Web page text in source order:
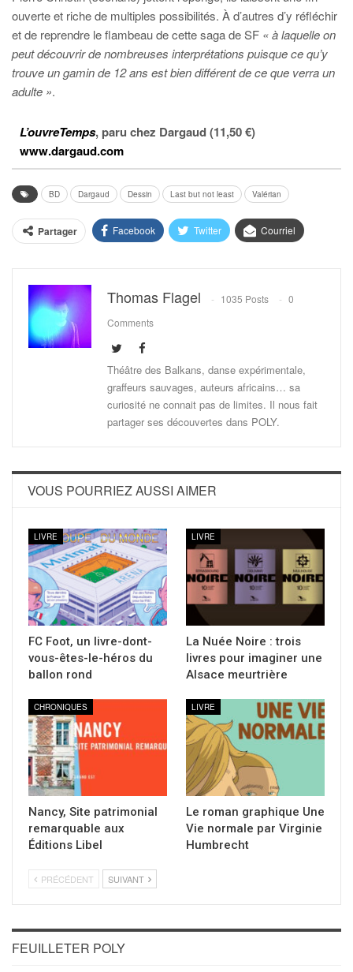
ouverte et riche de multiples possibilités. À d’autres d’y réfléchir
et de reprendre le flambeau de cette saga de SF « à laquelle on
peut découvrir de nombreuses interprétations puisque ce qu’y
trouve un gamin de 12 ans est bien différent de ce que verra un
adulte ».
L’ouvreTemps, paru chez Dargaud (11,50 €)
www.dargaud.com
BD Dargaud Dessin Last but not least Valérian
Partager Facebook Twitter Courriel
Thomas Flagel 1035 Posts
0
Comments
Théâtre des Balkans, danse expérimentale,
graffeurs sauvages, auteurs africains… sa
curiosité ne connait pas de limites. Il nous fait
partager ses découvertes dans POLY.
VOUS POURRIEZ AUSSI AIMER
LIVRE
FC Foot, un livre-dont-
vous-êtes-le-héros du
ballon rond
LIVRE
La Nuée Noire : trois
livres pour imaginer une
Alsace meurtrière
CHRONIQUES
Nancy, Site patrimonial
remarquable aux
Éditions Libel
LIVRE
Le roman graphique Une
Vie normale par Virginie
Humbrecht
PRÉCÉDENT SUIVANT
FEUILLETER POLY